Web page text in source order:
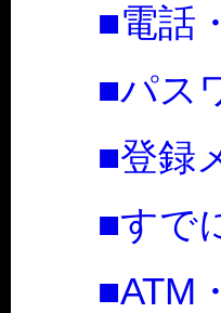
■電話
■パス
■登録
■すで
■ATM